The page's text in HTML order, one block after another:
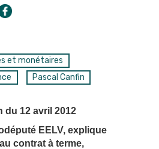
et monétaires
Pascal Canfin
du 12 avril 2012
EELV, explique
contrat à terme,